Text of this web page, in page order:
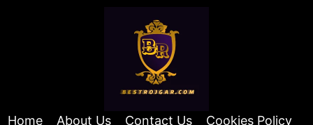
Home About Us Contact Us Cookies Policy